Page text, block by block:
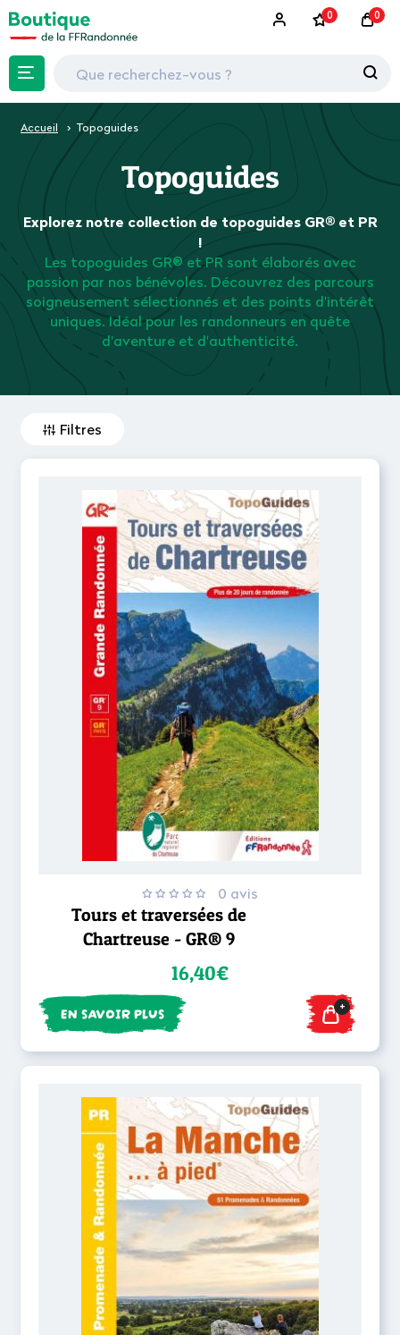
0 0
Accueil Topoguides
Topoguides
Explorez notre collection de topoguides GR® et PR
!
Les topoguides GR® et PR sont élaborés avec
passion par nos bénévoles. Découvrez des parcours
soigneusement sélectionnés et des points d'intérêt
uniques. Idéal pour les randonneurs en quête
d'aventure et d'authenticité.
Filtres
0 avis
Tours et traversées de
Chartreuse - GR® 9
16,40€
EN SAVOIR PLUS +